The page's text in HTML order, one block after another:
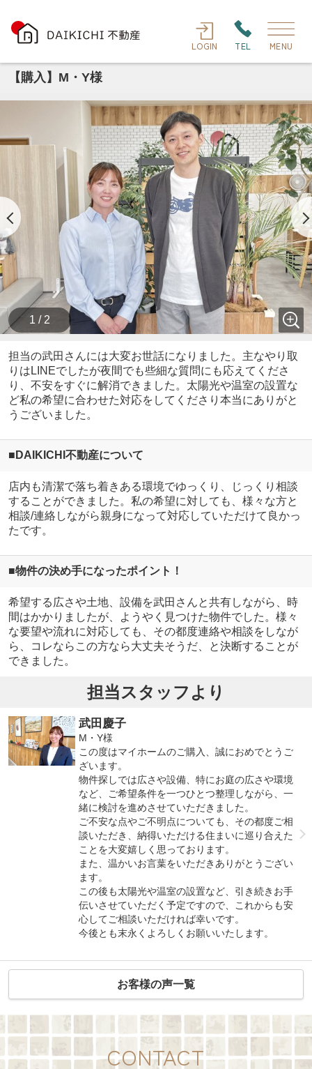
LOGIN TEL MENU
【購入】M・Y様
1 / 2
担当の武田さんには大変お世話になりました。主なやり取
りはLINEでしたが夜間でも些細な質問にも応えてくださ
り、不安をすぐに解消できました。太陽光や温室の設置な
ど私の希望に合わせた対応をしてくださり本当にありがと
うございました。
■DAIKICHI不動産について
店内も清潔で落ち着きある環境でゆっくり、じっくり相談
することができました。私の希望に対しても、様々な方と
相談/連絡しながら親身になって対応していただけて良かっ
たです。
■物件の決め手になったポイント！
希望する広さや土地、設備を武田さんと共有しながら、時
間はかかりましたが、ようやく見つけた物件でした。様々
な要望や流れに対応しても、その都度連絡や相談をしなが
ら、コレならこの方なら大丈夫そうだ、と決断することが
できました。
担当スタッフより
武田慶子
M・Y様
この度はマイホームのご購入、誠におめでとうご
ざいます。
物件探しでは広さや設備、特にお庭の広さや環境
など、ご希望条件を一つひとつ整理しながら、一
緒に検討を進めさせていただきました。
ご不安な点やご不明点についても、その都度ご相
談いただき、納得いただける住まいに巡り合えた
ことを大変嬉しく思っております。
また、温かいお言葉をいただきありがとうござい
ます。
この後も太陽光や温室の設置など、引き続きお手
伝いさせていただく予定ですので、これからも安
心してご相談いただければ幸いです。
今後とも末永くよろしくお願いいたします。
お客様の声一覧
CONTACT